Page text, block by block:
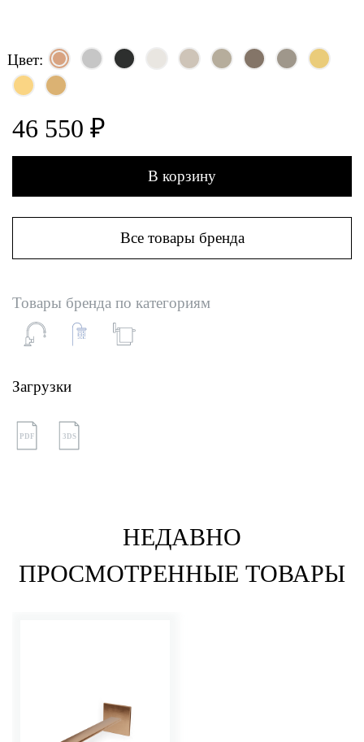
Цвет:
46 550 ₽
В корзину
Все товары бренда
Товары бренда по категориям
Загрузки
PDF 3DS
НЕДАВНО
ПРОСМОТРЕННЫЕ ТОВАРЫ